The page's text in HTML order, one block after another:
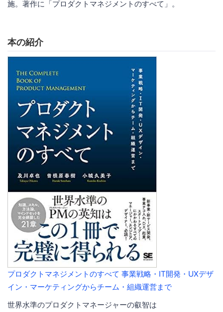
施。著作に「プロダクトマネジメントのすべて」。
本の紹介
プロダクトマネジメントのすべて 事業戦略・IT開発・UXデザ
イン・マーケティングからチーム・組織運営まで
世界水準のプロダクトマネージャーの叡智は